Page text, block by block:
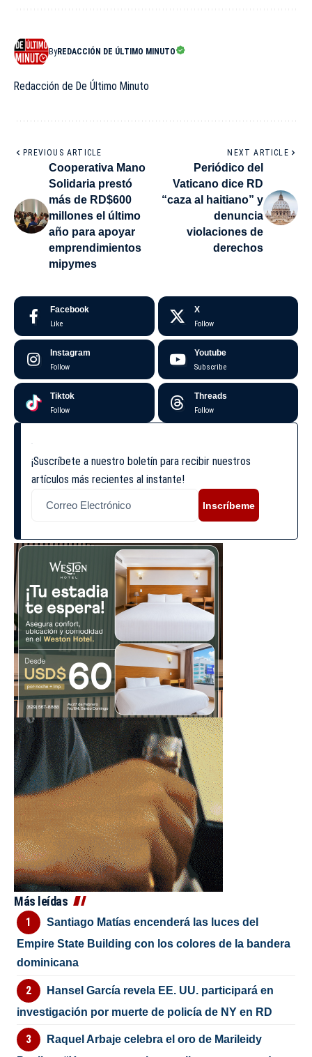
ByREDACCIÓN DE ÚLTIMO MINUTO
Redacción de De Último Minuto
PREVIOUS ARTICLE
Cooperativa Mano
Solidaria prestó
más de RD$600
millones el último
año para apoyar
emprendimientos
mipymes
NEXT ARTICLE
Periódico del
Vaticano dice RD
“caza al haitiano” y
denuncia
violaciones de
derechos
Facebook
Like
X
Follow
Instagram
Follow
Youtube
Subscribe
Tiktok
Follow
Threads
Follow
¡Suscríbete a nuestro boletín para recibir nuestros
artículos más recientes al instante!
Inscríbeme
Más leídas
Santiago Matías encenderá las luces del
Empire State Building con los colores de la bandera
dominicana
Hansel García revela EE. UU. participará en
investigación por muerte de policía de NY en RD
Raquel Arbaje celebra el oro de Marileidy